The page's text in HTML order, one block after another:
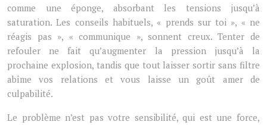
comme une éponge, absorbant les tensions jusqu’à
saturation. Les conseils habituels, « prends sur toi », « ne
réagis pas », « communique », sonnent creux. Tenter de
refouler ne fait qu’augmenter la pression jusqu’à la
prochaine explosion, tandis que tout laisser sortir sans filtre
abîme vos relations et vous laisse un goût amer de
culpabilité.
Le problème n’est pas votre sensibilité, qui est une force,